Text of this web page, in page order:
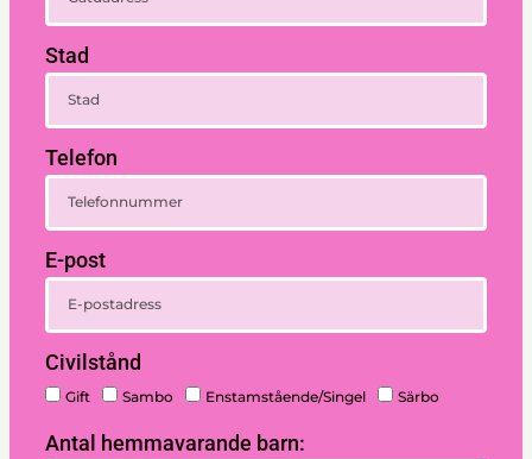
Stad
Telefon
E-post
Civilstånd
Gift Sambo Enstamstående/Singel Särbo
Antal hemmavarande barn: